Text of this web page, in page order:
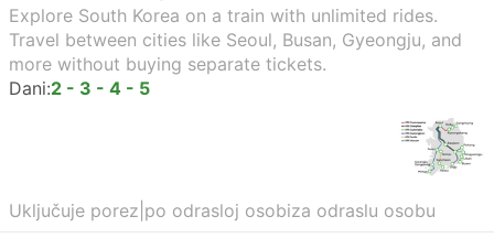
Explore South Korea on a train with unlimited rides.
Travel between cities like Seoul, Busan, Gyeongju, and
more without buying separate tickets.
Dani:2 - 3 - 4 - 5
Uključuje porez po odrasloj osobiza odraslu osobu